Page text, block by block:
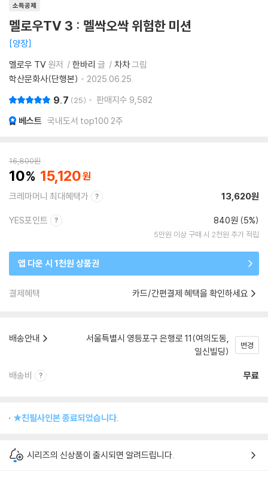
소득공제
멜로우TV 3 : 멜싹오싹 위험한 미션
양장
멜로우 TV 원저 한바리 글 차차그림
학산문화사(단행본)
2025.06.25.
9.7 25 판매지수 9,582
베스트 국내도서 top100 2주
16,800원
10 15,120
크레마머니 최대혜택가 13,620원
YES포인트 840원 (5%)
5만원 이상 구매 시 2천원 추가 적립
앱 다운 시 1천원 상품권
결제혜택 카드/간편결제 혜택을 확인하세요
배송안내
서울특별시 영등포구 은행로 11(여의도동,
일신빌딩)
변경
배송비 무료
★친필사인본 종료되었습니다.
시리즈의 신상품이 출시되면 알려드립니다.